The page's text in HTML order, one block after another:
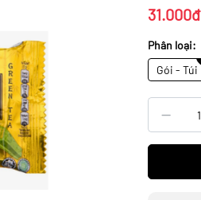
31.000đ
Phân loại:
Gói - Túi